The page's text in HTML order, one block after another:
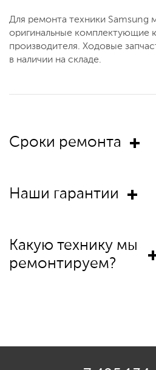
Для ремонта техники Samsung
оригинальные комплектующие
производителя. Ходовые
в наличии на складе.
Сроки ремонта
Наши гарантии
Какую технику мы
ремонтируем?